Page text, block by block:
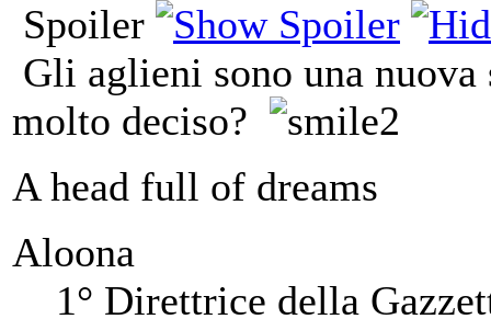
Spoiler
Gli aglieni sono una
molto deciso?
A head full of dreams
Aloona
1° Direttrice della